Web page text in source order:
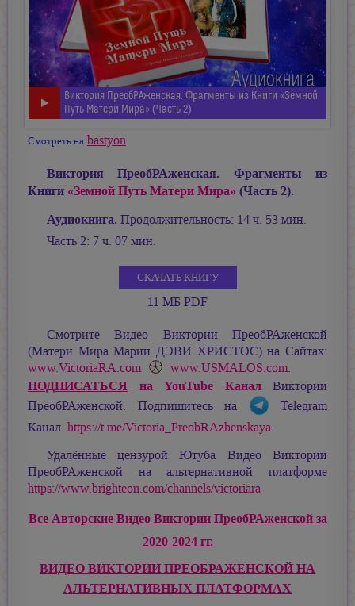
Виктория ПреобРАженская. Фрагменты из Книги «Земной
Путь Матери Мира» (Часть 2)
Смотреть на bastyon
Виктория ПреобРАженская. Фрагменты из
Книги «Земной Путь Матери Мира» (Часть 2).
Аудиокнига. Продолжительность: 14 ч. 53 мин.
Часть 2: 7 ч. 07 мин.
СКАЧАТЬ КНИГУ
11 МБ PDF
Смотрите Видео Виктории ПреобРАженской
(Матери МираМарии ДЭВИ ХРИСТОС) на Сайтах:
www.VictoriaRA.com
www.USMALOS.com.
ПОДПИСАТЬСЯ на YouTube КаналВиктории
ПреобРАженской. Подпишитесь на
Telegram
Канал https://t.me/Victoria_PreobRAzhenskaya.
Удалённые цензурой Ютуба Видео Виктории
ПреобРАженской на альтернативной платформе
https://www.brighteon.com/channels/victoriara
Все Авторские Видео Виктории ПреобРАженской за
2020-2024 гг.
ВИДЕО ВИКТОРИИ ПРЕОБРАЖЕНСКОЙ НА
АЛЬТЕРНАТИВНЫХ ПЛАТФОРМАХ